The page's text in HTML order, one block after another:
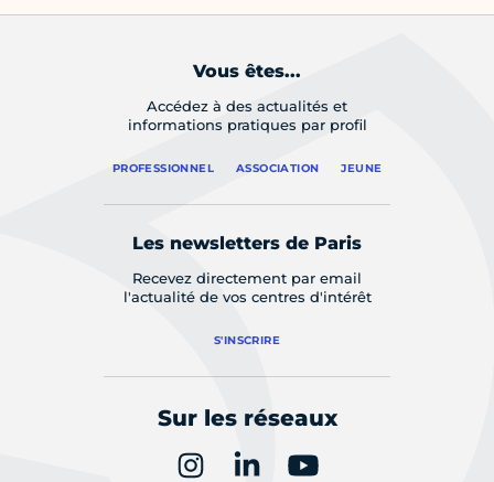
Vous êtes...
Accédez à des actualités et
informations pratiques par profil
PROFESSIONNEL ASSOCIATION JEUNE
Les newsletters de Paris
Recevez directement par email
l'actualité de vos centres d'intérêt
S'INSCRIRE
Sur les réseaux